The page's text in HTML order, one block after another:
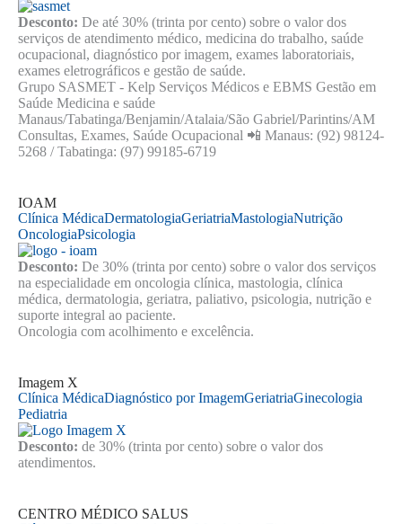
Desconto: De até 30% (trinta por cento) sobre o valor dos
serviços de atendimento médico, medicina do trabalho, saúde
ocupacional, diagnóstico por imagem, exames laboratoriais,
exames eletrográficos e gestão de saúde.
Grupo SASMET - Kelp Serviços Médicos e EBMS Gestão em
Saúde Medicina e saúde
Manaus/Tabatinga/Benjamin/Atalaia/São Gabriel/Parintins/AM
Consultas, Exames, Saúde Ocupacional 📲 Manaus: (92) 98124-
5268 / Tabatinga: (97) 99185-6719
IOAM
Clínica MédicaDermatologiaGeriatriaMastologiaNutrição
OncologiaPsicologia
Desconto: De 30% (trinta por cento) sobre o valor dos serviços
na especialidade em oncologia clínica, mastologia, clínica
médica, dermatologia, geriatra, paliativo, psicologia, nutrição e
suporte integral ao paciente.
Oncologia com acolhimento e excelência.
Imagem X
Clínica MédicaDiagnóstico por ImagemGeriatriaGinecologia
Pediatria
Desconto: de 30% (trinta por cento) sobre o valor dos
atendimentos.
CENTRO MÉDICO SALUS